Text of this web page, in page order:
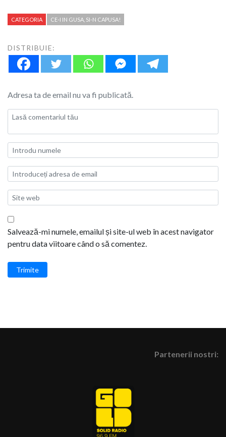
CATEGORIA CE-I IN GUSA, SI-N CAPUSA!
DISTRIBUIE:
Adresa ta de email nu va fi publicată.
Salvează-mi numele, emailul și site-ul web în acest navigator
pentru data viitoare când o să comentez.
Trimite
Partenerii nostri: